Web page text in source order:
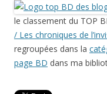
le classement du TOP
/ Les chroniques de
regroupées dans la
page BD dans ma